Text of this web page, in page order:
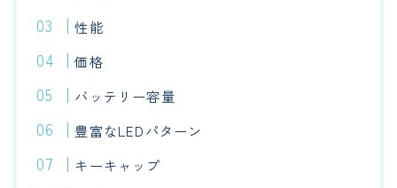
性能
価格
バッテリー容量
豊富なLEDパターン
キーキャップ